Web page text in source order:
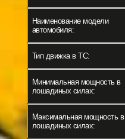
Наименование модели
автомобиля:
Тип движка в ТС:
Минимальная мощность в
лошадиных силах:
Максимальная мощность в
лошадиных силах: